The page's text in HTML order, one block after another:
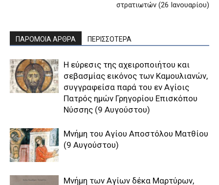
στρατιωτών (26 Ιανουαρίου)
ΠΑΡΟΜΟΙΑ ΑΡΘΡΑ ΠΕΡΙΣΣΟΤΕΡΑ
H εύρεσις της αχειροποιήτου και
σεβασμίας εικόνος των Kαμουλιανών,
συγγραφείσα παρά του εν Aγίοις
Πατρός ημών Γρηγορίου Eπισκόπου
Nύσσης (9 Αυγούστου)
Μνήμη του Aγίου Aποστόλου Mατθίου
(9 Αυγούστου)
Μνήμη των Aγίων δέκα Mαρτύρων,